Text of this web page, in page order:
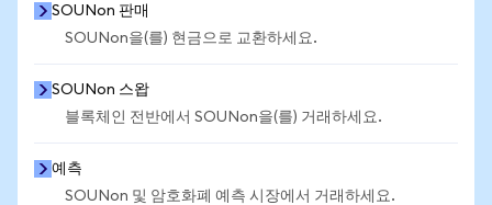
SOUNon 판매
SOUNon을(를) 현금으로 교환하세요.
SOUNon 스왑
블록체인 전반에서 SOUNon을(를) 거래하세요.
예측
SOUNon 및 암호화폐 예측 시장에서 거래하세요.